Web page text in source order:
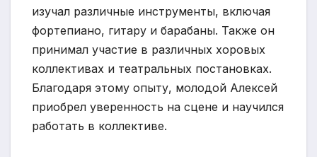
изучал различные инструменты, включая
фортепиано, гитару и барабаны. Также он
принимал участие в различных хоровых
коллективах и театральных постановках.
Благодаря этому опыту, молодой Алексей
приобрел уверенность на сцене и научился
работать в коллективе.